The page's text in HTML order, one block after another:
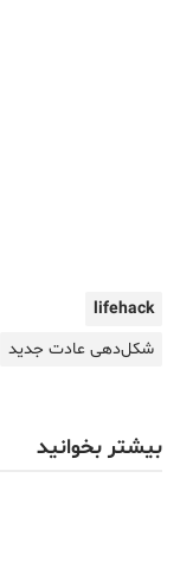
lifehack
شکل‌دهی عادت جدید
بیشتر بخوانید